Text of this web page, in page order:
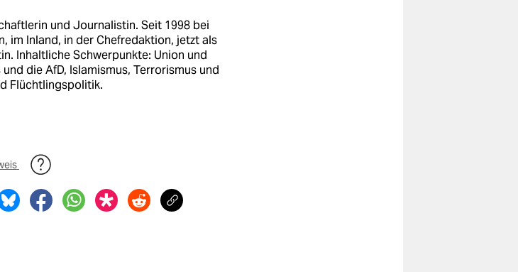
und Journalistin. Seit 1998 bei
im Inland, in der Chefredaktion, jetzt als
Inhaltliche Schwerpunkte: Union und
die AfD, Islamismus, Terrorismus und
Flüchtlingspolitik.